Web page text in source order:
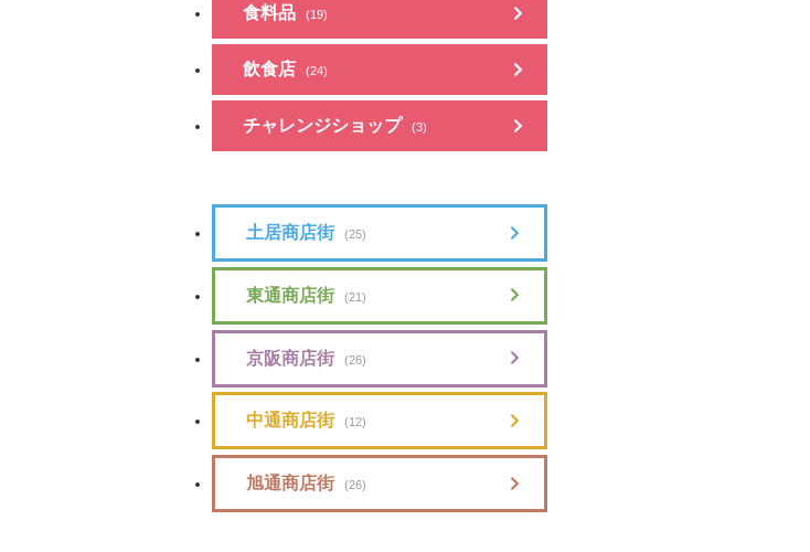
食料品 (19)
飲食店 (24)
チャレンジショップ (3)
土居商店街 (25)
東通商店街 (21)
京阪商店街 (26)
中通商店街 (12)
旭通商店街 (26)